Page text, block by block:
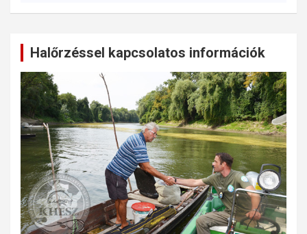
Halőrzéssel kapcsolatos információk